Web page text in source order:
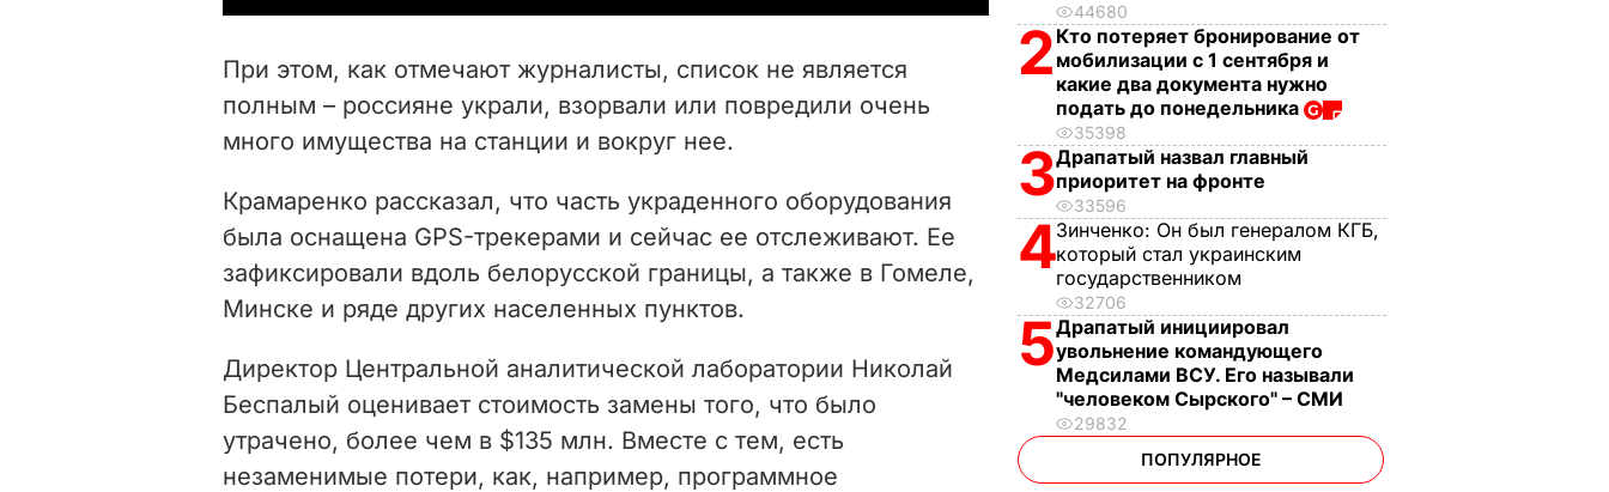
i
d
e
o
При этом, как отмечают журналисты, список не является
полным – россияне украли, взорвали или повредили очень
много имущества на станции и вокруг нее.
Крамаренко рассказал, что часть украденного оборудования
была оснащена GPS-трекерами и сейчас ее отслеживают. Ее
зафиксировали вдоль белорусской границы, а также в Гомеле,
Минске и ряде других населенных пунктов.
Директор Центральной аналитической лаборатории Николай
Беспалый оценивает стоимость замены того, что было
утрачено, более чем в $135 млн. Вместе с тем, есть
незаменимые потери, как, например, программное
44680
2 Кто потеряет бронирование от
мобилизации с 1 сентября и
какие два документа нужно
подать до понедельника
35398
3Драпатый назвал главный
приоритет на фронте
33596
4Зинченко: Он был генералом КГБ,
который стал украинским
государственником
32706
5Драпатый инициировал
увольнение командующего
Медсилами ВСУ. Его называли
"человеком Сырского" – СМИ
29832
ПОПУЛЯРНОЕ